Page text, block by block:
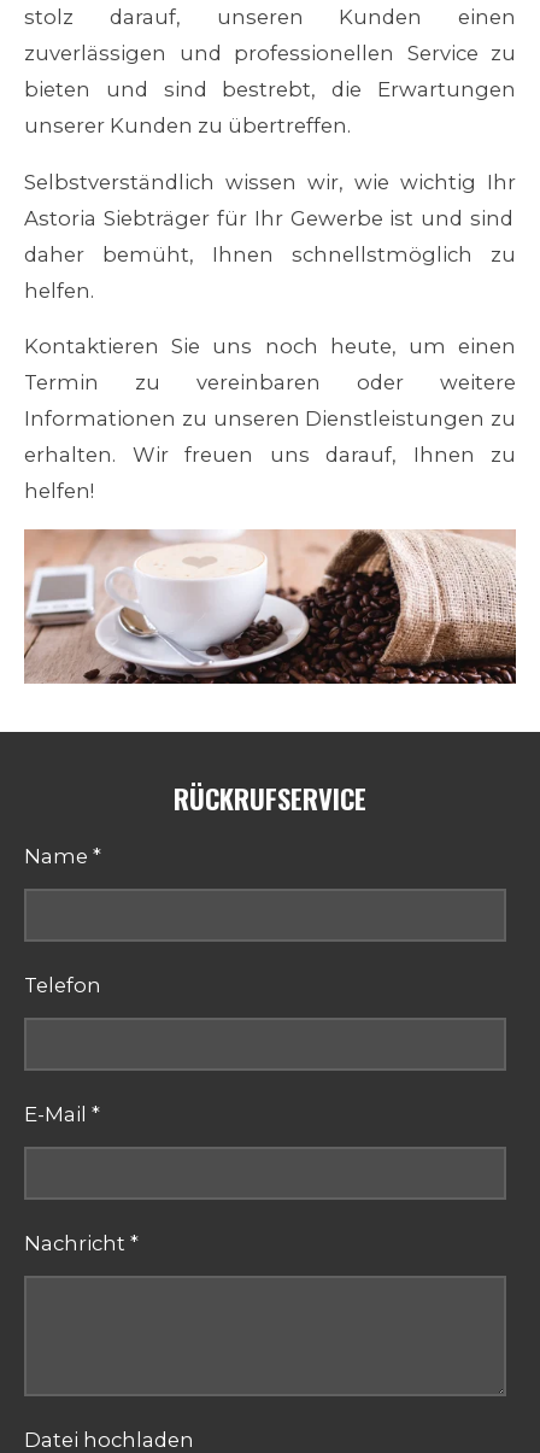
stolz darauf, unseren Kunden einen
zuverlässigen und professionellen Service zu
bieten und sind bestrebt, die Erwartungen
unserer Kunden zu übertreffen.
Selbstverständlich wissen wir, wie wichtig Ihr
Astoria Siebträger für Ihr Gewerbe ist und sind
daher bemüht, Ihnen schnellstmöglich zu
helfen.
Kontaktieren Sie uns noch heute, um einen
Termin zu vereinbaren oder weitere
Informationen zu unseren Dienstleistungen zu
erhalten. Wir freuen uns darauf, Ihnen zu
helfen!
RÜCKRUFSERVICE
Name *
Telefon
E-Mail *
Nachricht *
Datei hochladen